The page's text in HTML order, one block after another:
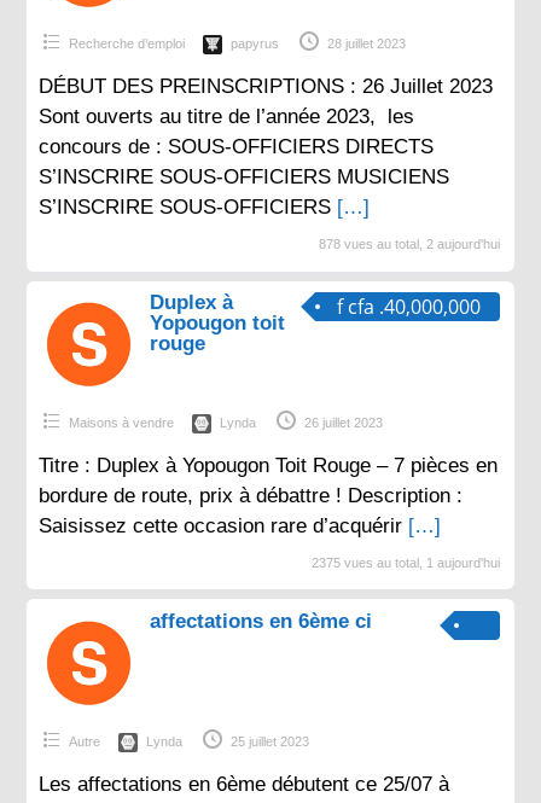
Recherche d’emploi papyrus 28 juillet 2023
DÉBUT DES PREINSCRIPTIONS : 26 Juillet 2023
Sont ouverts au titre de l’année 2023, les
concours de : SOUS-OFFICIERS DIRECTS
S’INSCRIRE SOUS-OFFICIERS MUSICIENS
S’INSCRIRE SOUS-OFFICIERS […]
878 vues au total, 2 aujourd'hui
f cfa .40,000,000
Duplex à
Yopougon toit
rouge
Maisons à vendre Lynda 26 juillet 2023
Titre : Duplex à Yopougon Toit Rouge – 7 pièces en
bordure de route, prix à débattre ! Description :
Saisissez cette occasion rare d’acquérir […]
2375 vues au total, 1 aujourd'hui
affectations en 6ème ci
Autre Lynda 25 juillet 2023
Les affectations en 6ème débutent ce 25/07 à